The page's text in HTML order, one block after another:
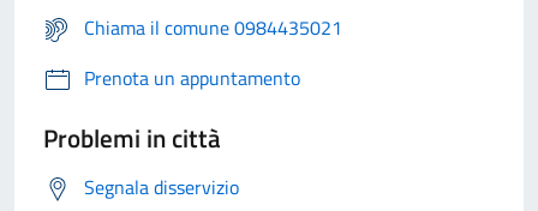
Chiama il comune 0984435021
Prenota un appuntamento
Problemi in città
Segnala disservizio